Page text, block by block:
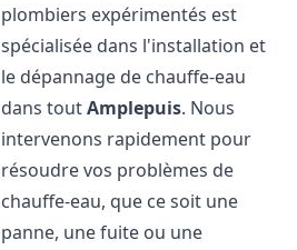
plombiers expérimentés est
spécialisée dans l'installation et
le dépannage de chauffe-eau
dans toutAmplepuis. Nous
intervenons rapidement pour
résoudre vos problèmes de
chauffe-eau, que ce soit une
panne, une fuite ou une